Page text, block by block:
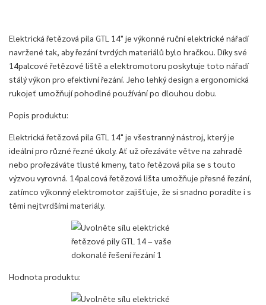
Elektrická řetězová pila GTL 14" je výkonné ruční elektrické nářadí
navržené tak, aby řezání tvrdých materiálů bylo hračkou. Díky své
14palcové řetězové liště a elektromotoru poskytuje toto nářadí
stálý výkon pro efektivní řezání. Jeho lehký design a ergonomická
rukojeť umožňují pohodlné používání po dlouhou dobu.
Popis produktu:
Elektrická řetězová pila GTL 14" je všestranný nástroj, který je
ideální pro různé řezné úkoly. Ať už ořezáváte větve na zahradě
nebo prořezáváte tlusté kmeny, tato řetězová pila se s touto
výzvou vyrovná. 14palcová řetězová lišta umožňuje přesné řezání,
zatímco výkonný elektromotor zajišťuje, že si snadno poradíte i s
těmi nejtvrdšími materiály.
Hodnota produktu: